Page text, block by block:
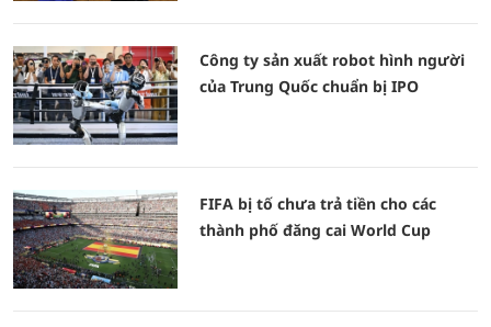
Công ty sản xuất robot hình người
của Trung Quốc chuẩn bị IPO
FIFA bị tố chưa trả tiền cho các
thành phố đăng cai World Cup